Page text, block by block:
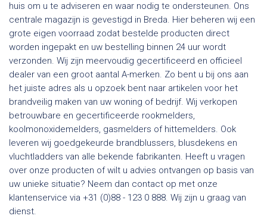
huis om u te adviseren en waar nodig te ondersteunen. Ons
centrale magazijn is gevestigd in Breda. Hier beheren wij een
grote eigen voorraad zodat bestelde producten direct
worden ingepakt en uw bestelling binnen 24 uur wordt
verzonden. Wij zijn meervoudig gecertificeerd en officieel
dealer van een groot aantal A-merken. Zo bent u bij ons aan
het juiste adres als u opzoek bent naar artikelen voor het
brandveilig maken van uw woning of bedrijf. Wij verkopen
betrouwbare en gecertificeerde rookmelders,
koolmonoxidemelders, gasmelders of hittemelders. Ook
leveren wij goedgekeurde brandblussers, blusdekens en
vluchtladders van alle bekende fabrikanten. Heeft u vragen
over onze producten of wilt u advies ontvangen op basis van
uw unieke situatie? Neem dan contact op met onze
klantenservice via +31 (0)88 - 123 0 888. Wij zijn u graag van
dienst.